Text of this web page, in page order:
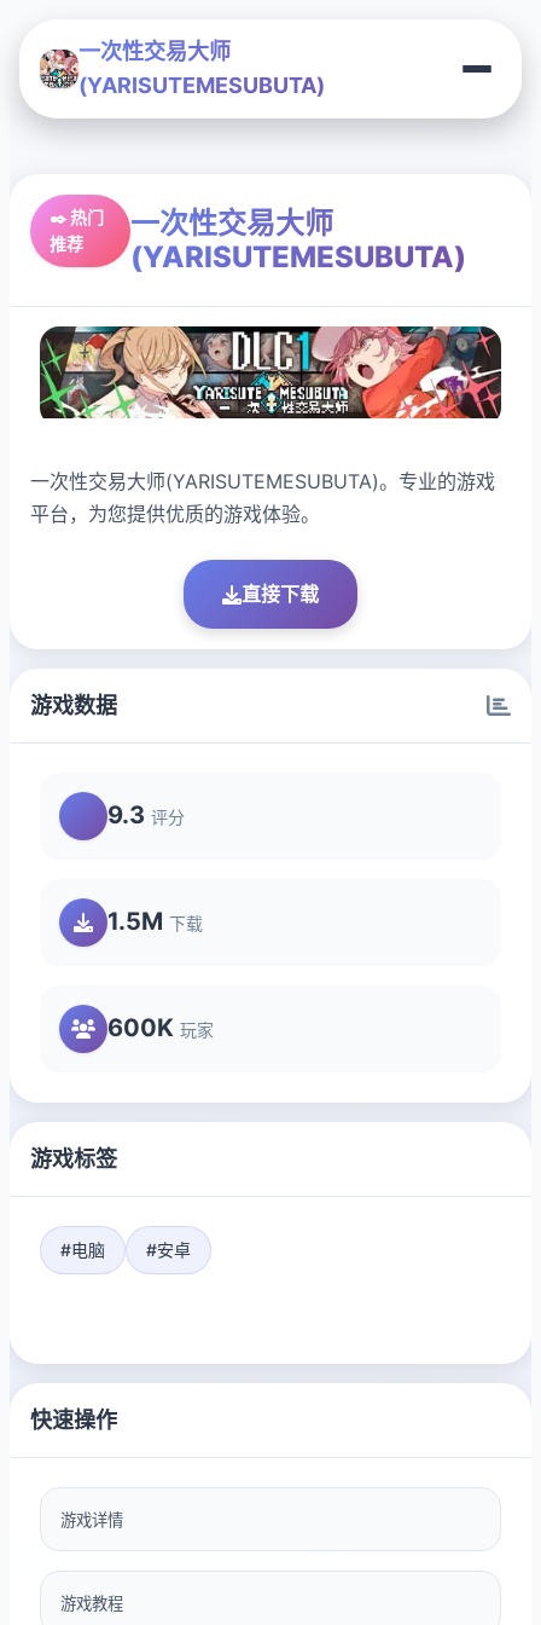
一次性交易大师
(YARISUTEMESUBUTA)
✒️ 热门
推荐
一次性交易大师
(YARISUTEMESUBUTA)
一次性交易大师(YARISUTEMESUBUTA)。专业的游戏
平台，为您提供优质的游戏体验。
直接下载
游戏数据
9.3 评分
1.5M 下载
600K 玩家
游戏标签
#电脑 #安卓
快速操作
游戏详情
游戏教程